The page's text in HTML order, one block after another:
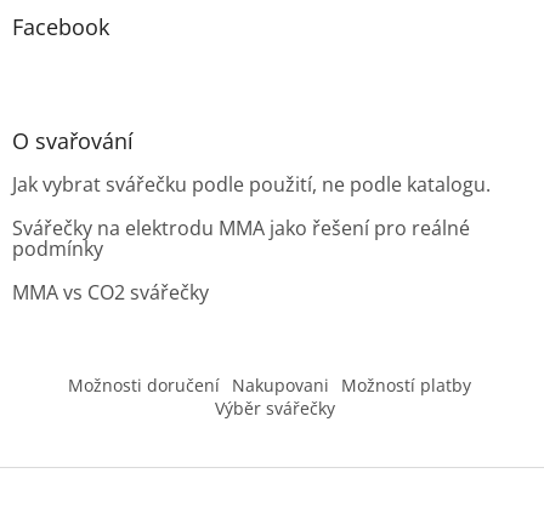
Facebook
O svařování
Jak vybrat svářečku podle použití, ne podle katalogu.
Svářečky na elektrodu MMA jako řešení pro reálné
podmínky
MMA vs CO2 svářečky
Možnosti doručení Nakupovani
Možností platby
Výběr svářečky